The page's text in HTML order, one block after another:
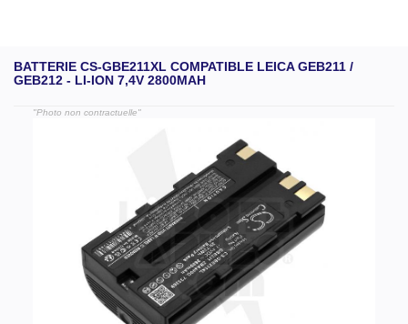
BATTERIE CS-GBE211XL COMPATIBLE LEICA GEB211 /
GEB212 - LI-ION 7,4V 2800MAH
"Photo non contractuelle"